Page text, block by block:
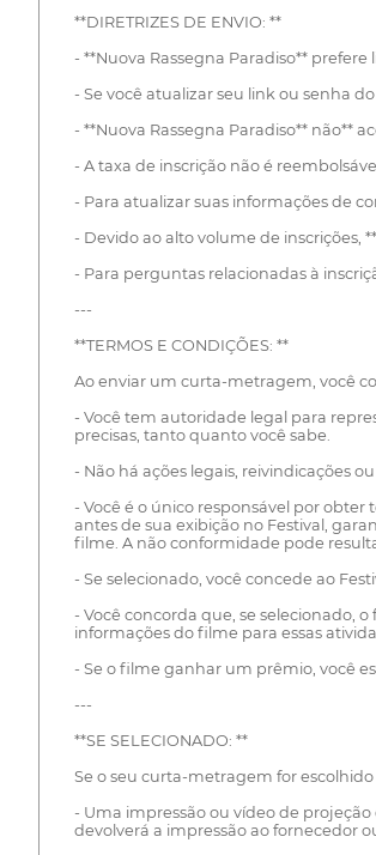
**DIRETRIZES DE ENVIO: **
- **Nuova Rassegna Paradiso**
- Se você atualizar seu link ou senha
- **Nuova Rassegna Paradiso** não**
- A taxa de inscrição não é
- Para atualizar suas informações de
- Devido ao alto volume de inscrições,
- Para perguntas relacionadas à
---
**TERMOS E CONDIÇÕES: **
Ao enviar um curta-metragem, você
- Você tem autoridade legal para
precisas, tanto quanto você sabe.
- Não há ações legais, reivindicações
- Você é o único responsável por obter
antes de sua exibição no Festival,
filme. A não conformidade pode
- Se selecionado, você concede ao
- Você concorda que, se selecionado,
informações do filme para essas
- Se o filme ganhar um prêmio, você
---
**SE SELECIONADO: **
Se o seu curta-metragem for
- Uma impressão ou vídeo de
devolverá a impressão ao fornecedor